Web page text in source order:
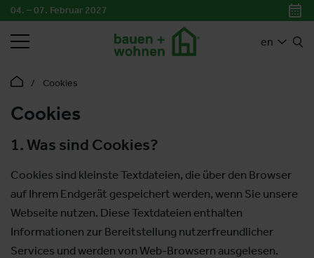
04. – 07. Februar 2027
en
SEARCH
Cookies
Cookies
1. Was sind Cookies?
Cookies sind kleinste Textdateien, die über den Browser
auf Ihrem Endgerät gespeichert werden, wenn Sie unsere
Webseite nutzen. Diese Textdateien enthalten
Informationen zur Bereitstellung nutzerfreundlicher
Services und werden von Web-Browsern ausgelesen.